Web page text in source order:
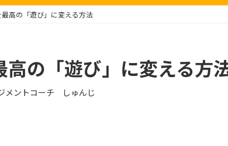
高の「遊び」に変える方法
の「遊び」に変える方
メントコーチ しゅんじ